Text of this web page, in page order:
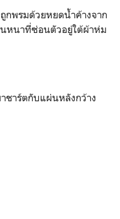
กพรมด้วยหยดน้ำค้างจาก
หนาที่ซ่อนตัวอยู่ใต้ผ้าห่ม
ชาร์ตกับแผ่นหลังกว้าง